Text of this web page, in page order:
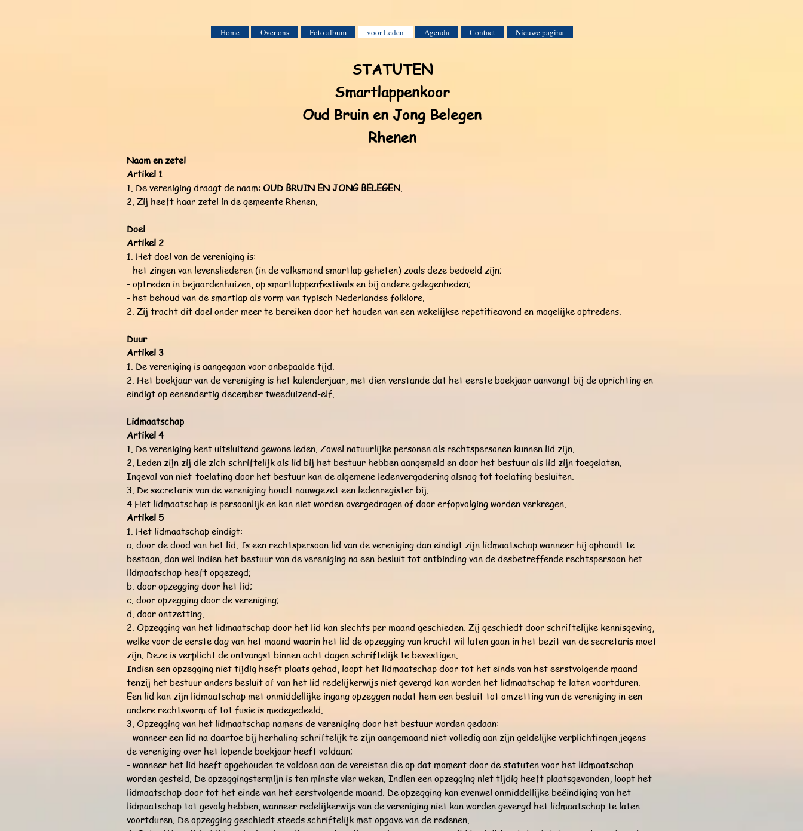
Home Over ons Foto album voor Leden Agenda Contact Nieuwe pagina
STATUTEN
Smartlappenkoor
Oud Bruin en Jong Belegen
Rhenen
Naam en zetel
Artikel 1
1. De vereniging draagt de naam: OUD BRUIN EN JONG BELEGEN.
2. Zij heeft haar zetel in de gemeente Rhenen.
Doel
Artikel 2
1. Het doel van de vereniging is:
- het zingen van levensliederen (in de volksmond smartlap geheten) zoals deze bedoeld zijn;
- optreden in bejaardenhuizen, op smartlappenfestivals en bij andere gelegenheden;
- het behoud van de smartlap als vorm van typisch Nederlandse folklore.
2. Zij tracht dit doel onder meer te bereiken door het houden van een wekelijkse repetitieavond en mogelijke optredens.
Duur
Artikel 3
1. De vereniging is aangegaan voor onbepaalde tijd.
2. Het boekjaar van de vereniging is het kalenderjaar, met dien verstande dat het eerste boekjaar aanvangt bij de oprichting en
eindigt op eenendertig december tweeduizend-elf.
Lidmaatschap
Artikel 4
1. De vereniging kent uitsluitend gewone leden. Zowel natuurlijke personen als rechtspersonen kunnen lid zijn.
2. Leden zijn zij die zich schriftelijk als lid bij het bestuur hebben aangemeld en door het bestuur als lid zijn toegelaten.
Ingeval van niet-toelating door het bestuur kan de algemene ledenvergadering alsnog tot toelating besluiten.
3. De secretaris van de vereniging houdt nauwgezet een ledenregister bij.
4 Het lidmaatschap is persoonlijk en kan niet worden overgedragen of door erfopvolging worden verkregen.
Artikel 5
1. Het lidmaatschap eindigt:
a. door de dood van het lid. Is een rechtspersoon lid van de vereniging dan eindigt zijn lidmaatschap wanneer hij ophoudt te
bestaan, dan wel indien het bestuur van de vereniging na een besluit tot ontbinding van de desbetreffende rechtspersoon het
lidmaatschap heeft opgezegd;
b. door opzegging door het lid;
c. door opzegging door de vereniging;
d. door ontzetting.
2. Opzegging van het lidmaatschap door het lid kan slechts per maand geschieden. Zij geschiedt door schriftelijke kennisgeving,
welke voor de eerste dag van het maand waarin het lid de opzegging van kracht wil laten gaan in het bezit van de secretaris moet
zijn. Deze is verplicht de ontvangst binnen acht dagen schriftelijk te bevestigen.
Indien een opzegging niet tijdig heeft plaats gehad, loopt het lidmaatschap door tot het einde van het eerstvolgende maand
tenzij het bestuur anders besluit of van het lid redelijkerwijs niet gevergd kan worden het lidmaatschap te laten voortduren.
Een lid kan zijn lidmaatschap met onmiddellijke ingang opzeggen nadat hem een besluit tot omzetting van de vereniging in een
andere rechtsvorm of tot fusie is medegedeeld.
3. Opzegging van het lidmaatschap namens de vereniging door het bestuur worden gedaan:
- wanneer een lid na daartoe bij herhaling schriftelijk te zijn aangemaand niet volledig aan zijn geldelijke verplichtingen jegens
de vereniging over het lopende boekjaar heeft voldaan;
- wanneer het lid heeft opgehouden te voldoen aan de vereisten die op dat moment door de statuten voor het lidmaatschap
worden gesteld. De opzeggingstermijn is ten minste vier weken. Indien een opzegging niet tijdig heeft plaatsgevonden, loopt het
lidmaatschap door tot het einde van het eerstvolgende maand. De opzegging kan evenwel onmiddellijke beëindiging van het
lidmaatschap tot gevolg hebben, wanneer redelijkerwijs van de vereniging niet kan worden gevergd het lidmaatschap te laten
voortduren. De opzegging geschiedt steeds schriftelijk met opgave van de redenen.